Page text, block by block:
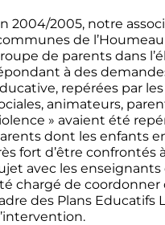
2004/2005, notre
de
de parents dans
à des
repérées par
animateurs,
» avaient été
dont les enfants
fort d’être confrontés
avec les enseignants
chargé de coordonner
des Plans Educatifs